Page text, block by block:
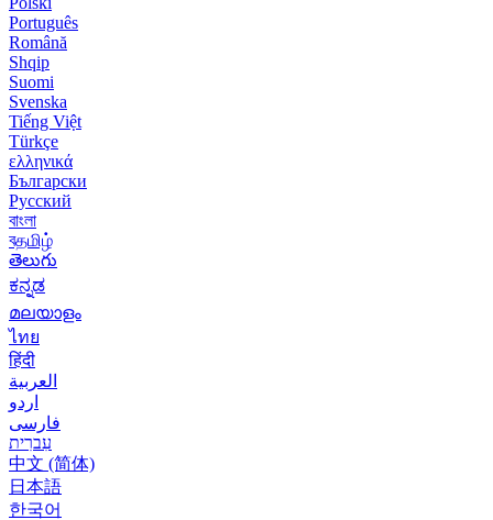
Português
Română
Shqip
Suomi
Svenska
Tiếng Việt
Türkçe
ελληνικά
Български
Русский
বাংলা
বதமிழ்
తెలుగు
ಕನ್ನಡ
മലയാളം
ไทย
हिंदी
العربية
اردو
فارسی
עִברִית
中文 (简体)
日本語
한국어